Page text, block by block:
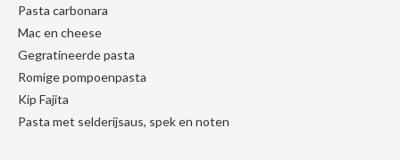
Pasta carbonara
Mac en cheese
Gegratineerde pasta
Romige pompoenpasta
Kip Fajita
Pasta met selderijsaus, spek en noten